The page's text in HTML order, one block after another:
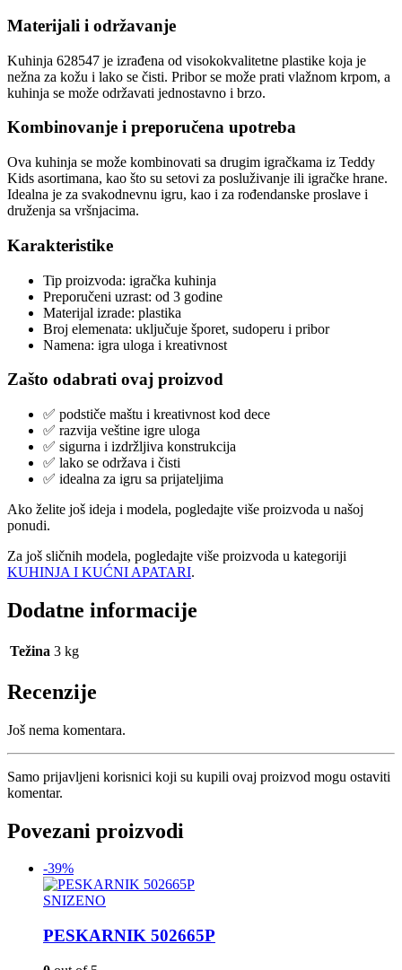
Materijali i održavanje
Kuhinja 628547 je izrađena od visokokvalitetne plastike koja je
nežna za kožu i lako se čisti. Pribor se može prati vlažnom krpom, a
kuhinja se može održavati jednostavno i brzo.
Kombinovanje i preporučena upotreba
Ova kuhinja se može kombinovati sa drugim igračkama iz Teddy
Kids asortimana, kao što su setovi za posluživanje ili igračke hrane.
Idealna je za svakodnevnu igru, kao i za rođendanske proslave i
druženja sa vršnjacima.
Karakteristike
Tip proizvoda: igračka kuhinja
Preporučeni uzrast: od 3 godine
Materijal izrade: plastika
Broj elemenata: uključuje šporet, sudoperu i pribor
Namena: igra uloga i kreativnost
Zašto odabrati ovaj proizvod
✅ podstiče maštu i kreativnost kod dece
✅ razvija veštine igre uloga
✅ sigurna i izdržljiva konstrukcija
✅ lako se održava i čisti
✅ idealna za igru sa prijateljima
Ako želite još ideja i modela, pogledajte više proizvoda u našoj
ponudi.
Za još sličnih modela, pogledajte više proizvoda u kategoriji
KUHINJA I KUĆNI APATARI.
Dodatne informacije
Težina 3 kg
Recenzije
Još nema komentara.
Samo prijavljeni korisnici koji su kupili ovaj proizvod mogu ostaviti
komentar.
Povezani proizvodi
-39%
SNIZENO
PESKARNIK 502665P